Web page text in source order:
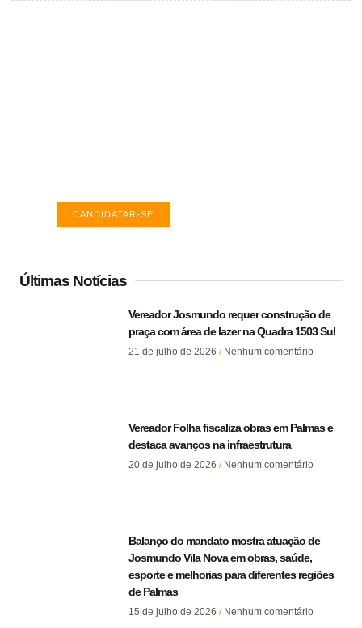
CANDIDATAR-SE
Últimas Notícias
Vereador Josmundo requer construção de
praça com área de lazer na Quadra 1503 Sul
21 de julho de 2026 Nenhum comentário
Vereador Folha fiscaliza obras em Palmas e
destaca avanços na infraestrutura
20 de julho de 2026 Nenhum comentário
Balanço do mandato mostra atuação de
Josmundo Vila Nova em obras, saúde,
esporte e melhorias para diferentes regiões
de Palmas
15 de julho de 2026 Nenhum comentário